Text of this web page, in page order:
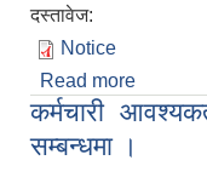
दस्तावेज:
Notice
Read more
कर्मचारी
सम्बन्धमा ।